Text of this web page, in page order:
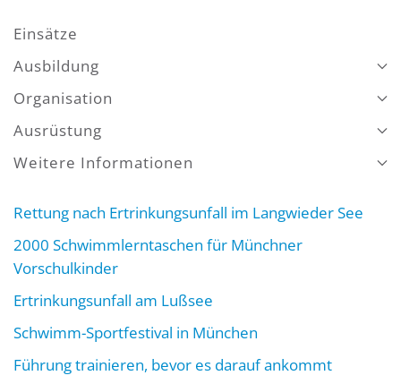
Einsätze
Ausbildung
Organisation
Ausrüstung
Weitere Informationen
Rettung nach Ertrinkungsunfall im Langwieder See
2000 Schwimmlerntaschen für Münchner
Vorschulkinder
Ertrinkungsunfall am Lußsee
Schwimm-Sportfestival in München
Führung trainieren, bevor es darauf ankommt